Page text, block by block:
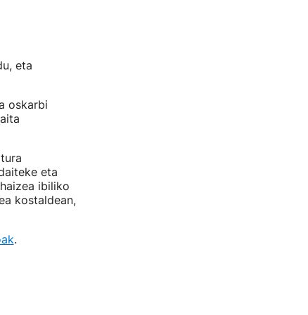
eta
oskarbi
eta
ibiliko
kostaldean,
.